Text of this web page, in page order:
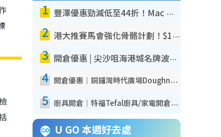
1 豐澤優惠勁減低至44折！Mac mini/iPhone17Pro大減價！廚房家電$220起
2 港大推賽馬會強化骨骼計劃！$100骨質密度X光檢查 完成免費運動訓練送超市禮券！附參加資格
3 開倉優惠 | 尖沙咀海港城名牌波鞋開倉低至1折！On鞋$899起／Joy&Peace鞋履$98起
4 開倉優惠｜銅鑼灣時代廣場Doughnut/Campo Marzio開倉低至1折！背囊、書包、手袋劈價$200起
5 廚具開倉｜特福Tefal廚具/家電開倉低至3折！$220起買平底鍋/炒鑊/湯煲！電飯煲/吸塵機/燙斗$418起
U GO 本週好去處